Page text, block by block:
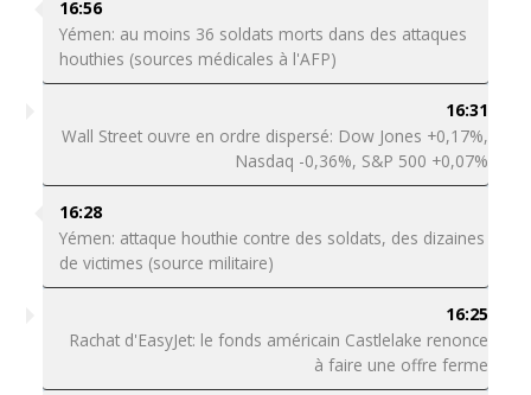
16:56
Yémen: au moins 36 soldats morts dans des attaques
houthies (sources médicales à l'AFP)
16:31
Wall Street ouvre en ordre dispersé: Dow Jones +0,17%,
Nasdaq -0,36%, S&P 500 +0,07%
16:28
Yémen: attaque houthie contre des soldats, des dizaines
de victimes (source militaire)
16:25
Rachat d'EasyJet: le fonds américain Castlelake renonce
à faire une offre ferme